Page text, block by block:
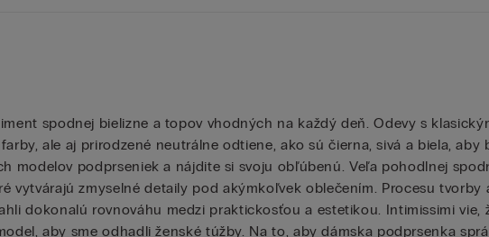
spodnej bielizne a topov vhodných na každý deň. Odevy s
ale aj prirodzené neutrálne odtiene, ako sú čierna, sivá a biela,
modelov podprseniek a nájdite si svoju obľúbenú. Veľa pohodlnej
vytvárajú zmyselné detaily pod akýmkoľvek oblečením. Procesu
dokonalú rovnováhu medzi praktickosťou a estetikou. Intimissimi vie,
aby sme odhadli ženské túžby. Na to, aby dámska podprsenka